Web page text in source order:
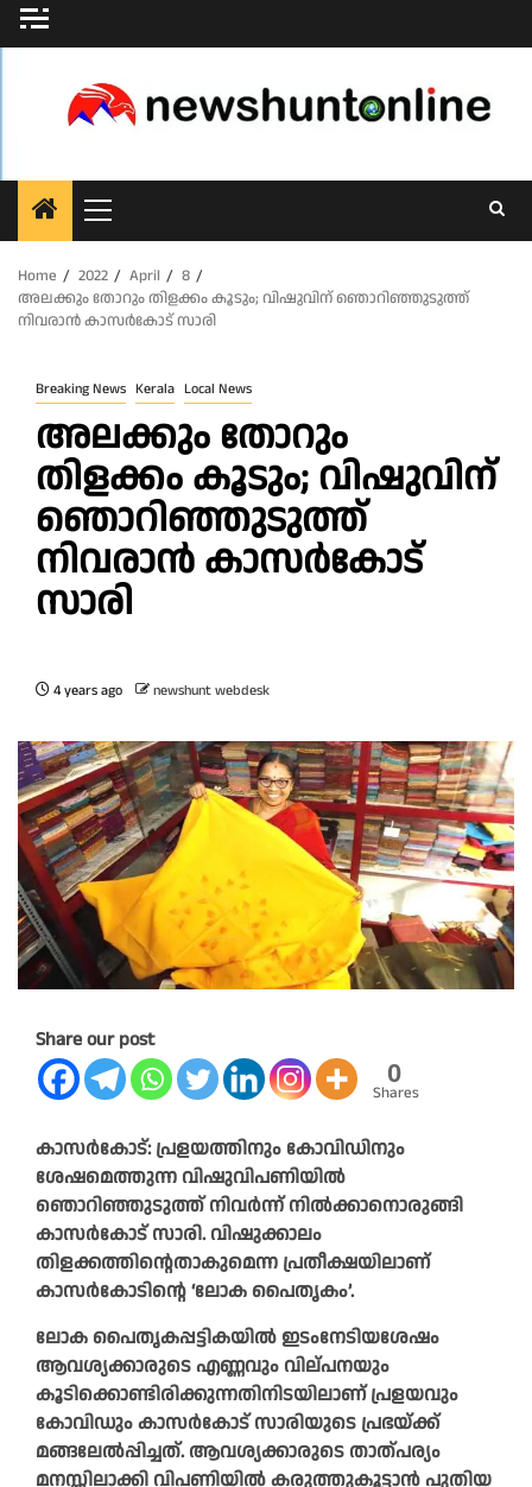
Skip
to
Primary
Menu
Home
2022 April
8
അലക്കും തോറും തിളക്കം കൂടും; വിഷുവിന് ഞൊറിഞ്ഞുടുത്ത്‌
നിവരാൻ കാസർകോട് സാരി
Breaking News Kerala Local News
അലക്കും തോറും
തിളക്കം കൂടും; വിഷുവിന്
ഞൊറിഞ്ഞുടുത്ത്‌
നിവരാൻ കാസർകോട്
സാരി
4 years ago newshunt webdesk
Share our post
0
Shares
കാസര്‍കോട്: പ്രളയത്തിനും കോവിഡിനും
ശേഷമെത്തുന്ന വിഷുവിപണിയില്‍
ഞൊറിഞ്ഞുടുത്ത് നിവര്‍ന്ന് നില്‍ക്കാനൊരുങ്ങി
കാസര്‍കോട് സാരി. വിഷുക്കാലം
തിളക്കത്തിന്റെതാകുമെന്ന പ്രതീക്ഷയിലാണ്
കാസര്‍കോടിന്റെ ‘ലോക പൈതൃകം’.
ലോക പൈതൃകപ്പട്ടികയില്‍ ഇടംനേടിയശേഷം
ആവശ്യക്കാരുടെ എണ്ണവും വില്പനയും
കൂടിക്കൊണ്ടിരിക്കുന്നതിനിടയിലാണ് പ്രളയവും
കോവിഡും കാസര്‍കോട് സാരിയുടെ പ്രഭയ്ക്ക്
മങ്ങലേല്‍പ്പിച്ചത്. ആവശ്യക്കാരുടെ താത്പര്യം
മനസ്സിലാക്കി വിപണിയില്‍ കരുത്തുകൂട്ടാന്‍ പുതിയ